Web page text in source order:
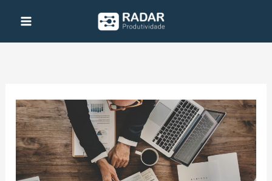
contenido